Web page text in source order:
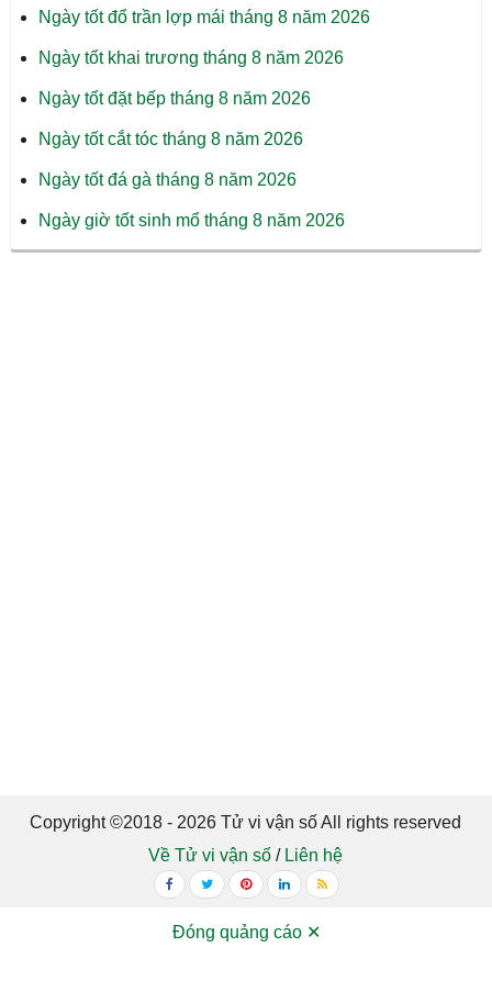
Ngày tốt đổ trần lợp mái tháng 8 năm 2026
Ngày tốt khai trương tháng 8 năm 2026
Ngày tốt đặt bếp tháng 8 năm 2026
Ngày tốt cắt tóc tháng 8 năm 2026
Ngày tốt đá gà tháng 8 năm 2026
Ngày giờ tốt sinh mổ tháng 8 năm 2026
Copyright ©2018 - 2026 Tử vi vận số All rights reserved
Về Tử vi vận số / Liên hệ
Đóng quảng cáo ✕